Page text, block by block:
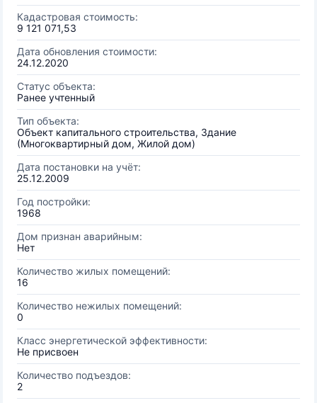
Кадастровая стоимость:
9 121 071,53
Дата обновления стоимости:
24.12.2020
Статус объекта:
Ранее учтенный
Тип объекта:
Объект капитального строительства, Здание
(Многоквартирный дом, Жилой дом)
Дата постановки на учёт:
25.12.2009
Год постройки:
1968
Дом признан аварийным:
Нет
Количество жилых помещений:
16
Количество нежилых помещений:
0
Класс энергетической эффективности:
Не присвоен
Количество подъездов:
2